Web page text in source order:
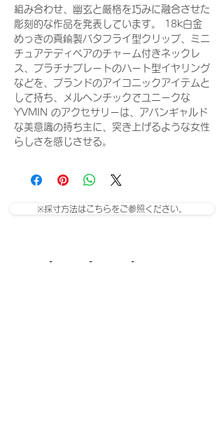
組み合わせ、幽玄と厳格を巧みに融合させた
彫刻的な作品を発表しています。 18k白金
めっきの真鍮製バタフライ型クリップ、ミニ
チュアテディベアのチャーム付きネックレ
ス、プラチナプレートのハート型イヤリング
などを、ブランドのアイコニックアイテムと
して持ち、メルヘンチックでユニークな
YVMIN のアクセサリーは、アバンギャルド
な美意識の持ち主に、突き上げるような女性
らしさを感じさせる。
※採寸方法はこちらをご参照ください。
Related Products